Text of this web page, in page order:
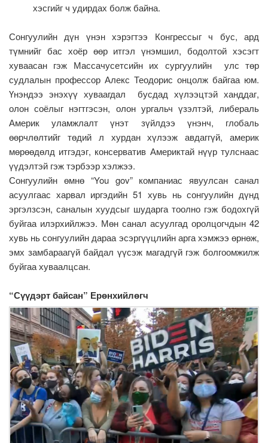
хэсгийг ч удирдах болж байна.
Сонгуулийн дүн үнэн хэрэгтээ Конгрессыг ч бус, ард
түмнийг бас хоёр өөр итгэл үнэмшил, бодолтой хэсэгт
хуваасан гэж Массачусетсийн их сургуулийн улс төр
судлалын профессор Алекс Теодорис онцолж байгаа юм.
Үнэндээ энэхүү хуваагдал бусдад хүлээцтэй ханддаг,
олон соёлыг нэгтгэсэн, олон ургальч үзэлтэй, либераль
Америк уламжлалт үнэт зүйлдээ үнэнч, глобаль
өөрчлөлтийг төдий л хурдан хүлээж авдаггүй, америк
мөрөөдөлд итгэдэг, консерватив Америктай нүүр тулснаас
үүдэлтэй гэж тэрбээр хэлжээ.
Сонгуулийн өмнө “You gov” компаниас явуулсан санал
асуулгаас харвал иргэдийн 51 хувь нь сонгуулийн дүнд
эргэлзсэн, саналын хуудсыг шударга тоолно гэж бодохгүй
буйгаа илэрхийлжээ. Мөн санал асуулгад оролцогчдын 42
хувь нь сонгуулийн дараа эсэргүүцлийн арга хэмжээ өрнөж,
эмх замбараагүй байдал үүсэж магадгүй гэж болгоомжилж
буйгаа хуваалцсан.
“Сүүдэрт байсан” Ерөнхийлөгч